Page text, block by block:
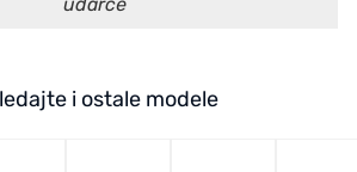
i ostale modele